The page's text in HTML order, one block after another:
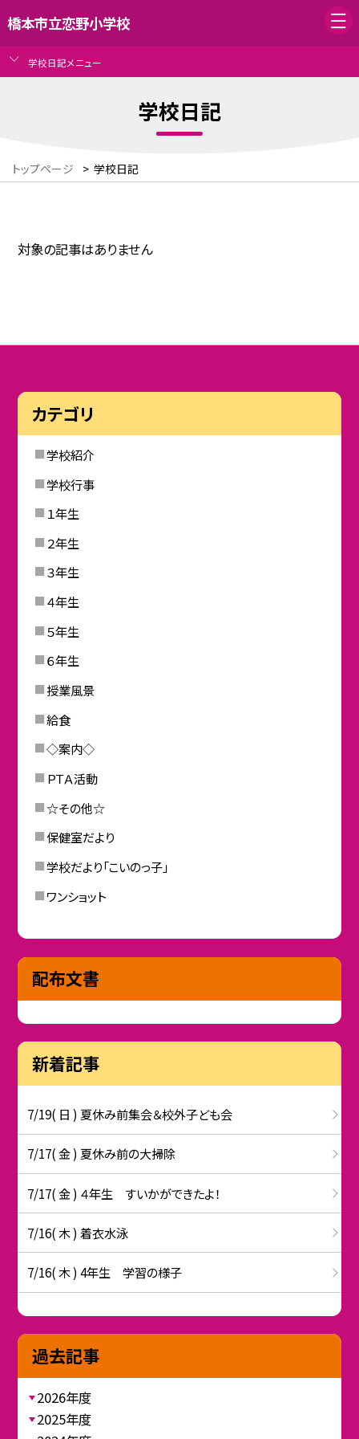
橋本市立恋野小学校
学校日記メニュー
学校日記
トップページ > 学校日記
対象の記事はありません
カテゴリ
学校紹介
学校行事
１年生
２年生
３年生
４年生
５年生
６年生
授業風景
給食
◇案内◇
ＰＴＡ活動
☆その他☆
保健室だより
学校だより「こいのっ子」
ワンショット
配布文書
新着記事
7/19( 日 ) 夏休み前集会＆校外子ども会
7/17( 金 ) 夏休み前の大掃除
7/17( 金 ) ４年生 すいかができたよ！
7/16( 木 ) 着衣水泳
7/16( 木 ) 4年生 学習の様子
過去記事
2026年度
2025年度